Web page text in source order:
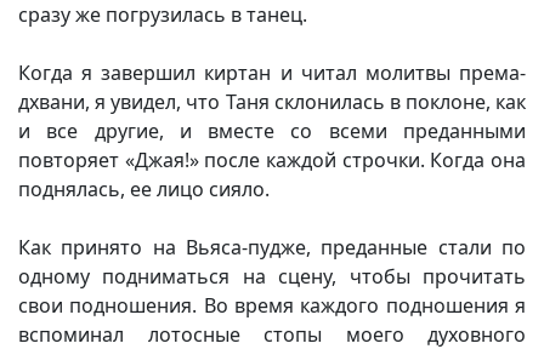
сразу же погрузилась в танец.
Когда я завершил киртан и читал молитвы према-
дхвани, я увидел, что Таня склонилась в поклоне, как
и все другие, и вместе со всеми преданными
повторяет «Джая!» после каждой строчки. Когда она
поднялась, ее лицо сияло.
Как принято на Вьяса-пудже, преданные стали по
одному подниматься на сцену, чтобы прочитать
свои подношения. Во время каждого подношения я
вспоминал лотосные стопы моего духовного